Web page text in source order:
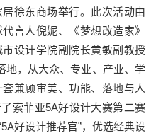
徐东商场举行。此次活动由
言人倪妮、《梦想改造家》
设计学院副院长黄敏副教授
地，从大众、专业、产业、学
兼顾审美、功能、落地与人
索菲亚5A好设计大赛第二赛
好设计推荐官”，优选经典设